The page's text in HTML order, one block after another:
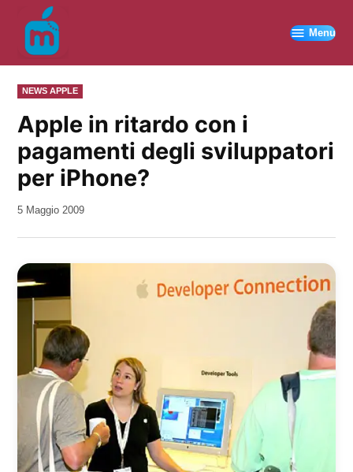
contenuto
Menu
PUBBLICATO
IN
NEWS APPLE
Apple in ritardo con i
pagamenti degli sviluppatori
per iPhone?
da
5 Maggio 2009